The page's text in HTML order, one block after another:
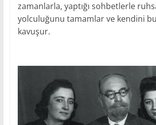
zamanlarla, yaptığı sohbetlerle
yolculuğunu tamamlar ve kendini
kavuşur.